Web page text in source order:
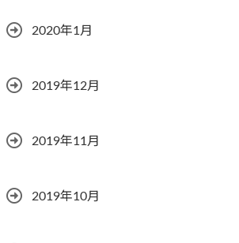
2020年1月
2019年12月
2019年11月
2019年10月